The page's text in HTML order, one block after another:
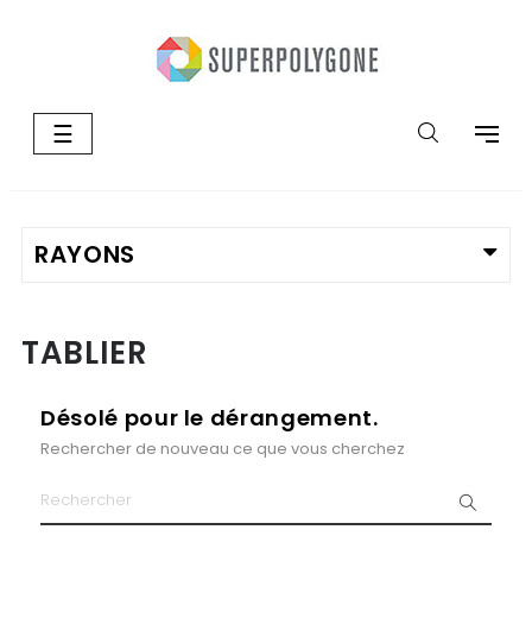
Basculer
la
☰
TABLIER
Désolé pour le dérangement.
Rechercher de nouveau ce que vous cherchez